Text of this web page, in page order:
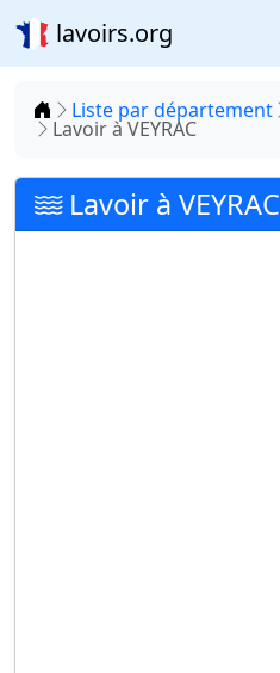
lavoirs.org
Accueil
Liste par département
Lavoir à VEYRAC
Lavoir à VEYRAC